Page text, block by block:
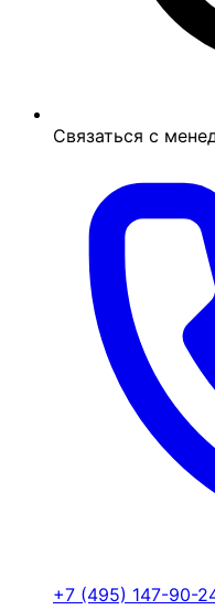
Связаться с
+7 (495) 147-90-